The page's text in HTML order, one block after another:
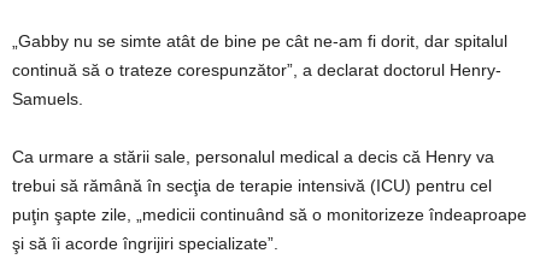
„Gabby nu se simte atât de bine pe cât ne-am fi dorit, dar spitalul
continuă să o trateze corespunzător”, a declarat doctorul Henry-
Samuels.
Ca urmare a stării sale, personalul medical a decis că Henry va
trebui să rămână în secţia de terapie intensivă (ICU) pentru cel
puţin şapte zile, „medicii continuând să o monitorizeze îndeaproape
şi să îi acorde îngrijiri specializate”.